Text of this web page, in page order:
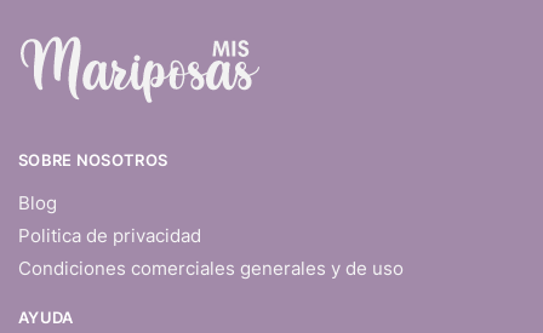
SOBRE NOSOTROS
Blog
Politica de privacidad
Condiciones comerciales generales y de uso
AYUDA